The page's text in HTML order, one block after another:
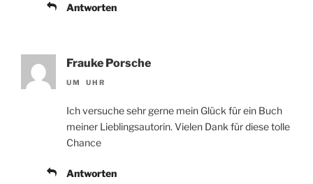
Antworten
Frauke Porsche
UM UHR
Ich versuche sehr gerne mein Glück für ein Buch
meiner Lieblingsautorin. Vielen Dank für diese tolle
Chance
Antworten